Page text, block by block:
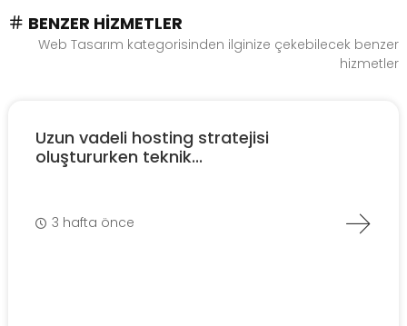
BENZER HIZMETLER
Web Tasarım kategorisinden ilginize çekebilecek benzer
hizmetler
Uzun vadeli hosting stratejisi
oluştururken teknik...
3 hafta önce